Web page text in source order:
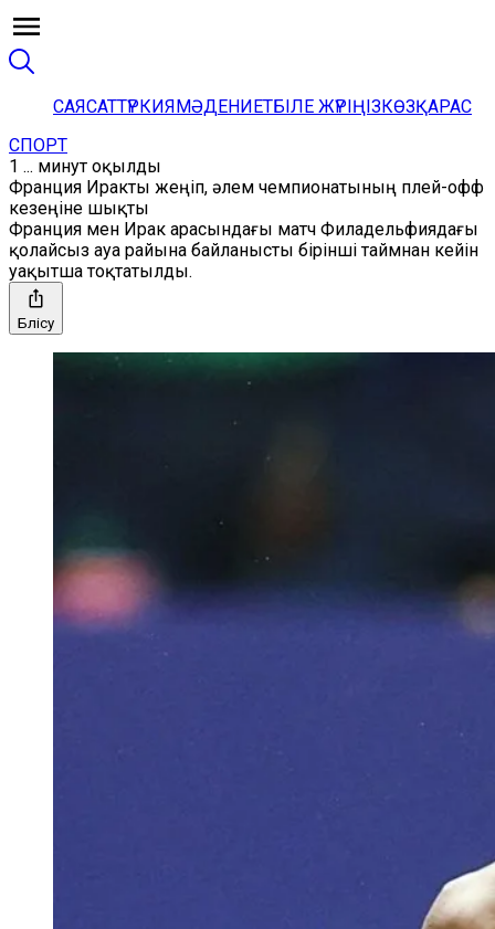
САЯСАТТҮРКИЯМӘДЕНИЕТБІЛЕ ЖҮРІҢІЗКӨЗҚАРАС
СПОРТ
1 ... минут оқылды
Франция Иракты жеңіп, әлем чемпионатының плей-офф
кезеңіне шықты
Франция мен Ирак арасындағы матч Филадельфиядағы
қолайсыз ауа райына байланысты бірінші таймнан кейін
уақытша тоқтатылды.
Бөлісу